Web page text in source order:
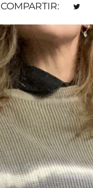
COMPARTIR: